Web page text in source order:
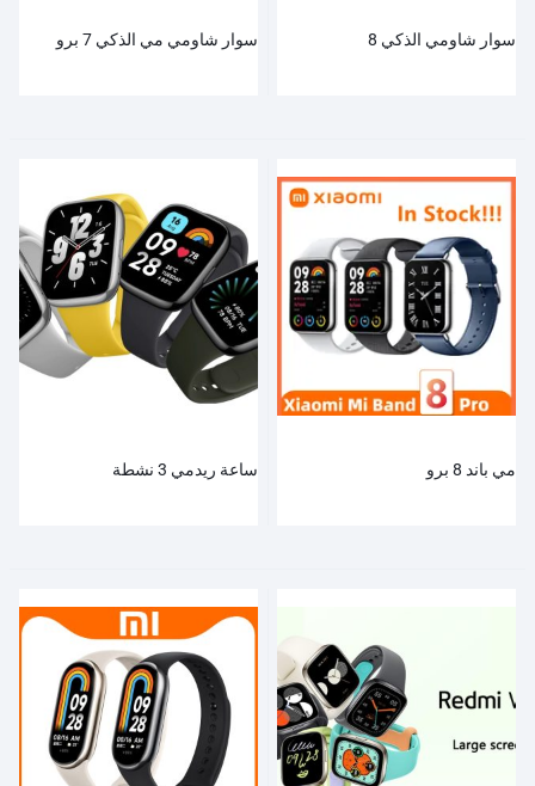
سوار شاومي الذكي 8 سوار شاومي مي الذكي 7 برو
مي باند 8 برو ساعة ريدمي 3 نشطة